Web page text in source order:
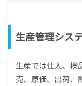
生産管理シス
生産では仕入、検
売、原価、出荷、